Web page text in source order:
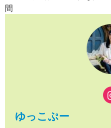
間
ゆっこぷー